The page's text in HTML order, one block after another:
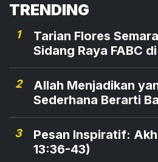
TRENDING
1
Tarian Flores
Sidang Raya FABC
2
Allah Menjadikan
Sederhana
3
Pesan Inspiratif:
13:36-43)